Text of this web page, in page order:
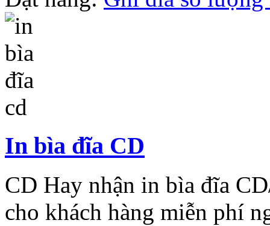
In bìa đĩa CD
CD Hay nhận in bìa đĩa
cho khách hàng miễn phí